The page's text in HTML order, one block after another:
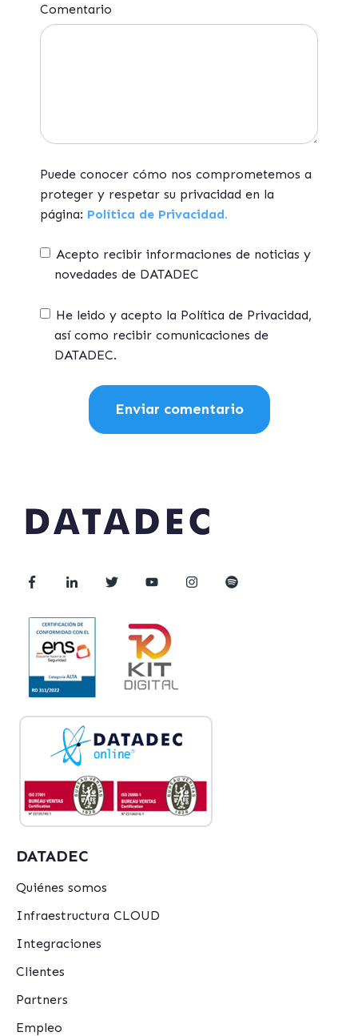
Comentario
Puede conocer cómo nos comprometemos a
proteger y respetar su privacidad en la
página: Política de Privacidad.
Acepto recibir informaciones de noticias y
novedades de DATADEC
He leido y acepto la Política de Privacidad,
así como recibir comunicaciones de
DATADEC.
DATADEC
Quiénes somos
Infraestructura CLOUD
Integraciones
Clientes
Partners
Empleo